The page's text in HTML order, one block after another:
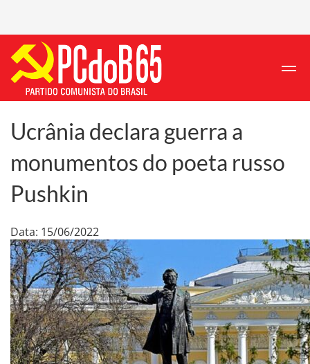
Ucrânia declara guerra a
monumentos do poeta russo
Pushkin
Data: 15/06/2022